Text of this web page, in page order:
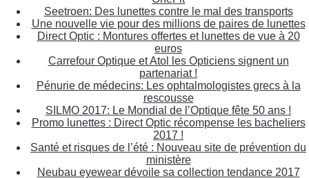
Seetroen: Des lunettes contre le mal des transports
Une nouvelle vie pour des millions de paires de lunettes
Direct Optic : Montures offertes et lunettes de vue à 20
euros
Carrefour Optique et Atol les Opticiens signent un
partenariat !
Pénurie de médecins: Les ophtalmologistes grecs à la
rescousse
SILMO 2017: Le Mondial de l’Optique fête 50 ans !
Promo lunettes : Direct Optic récompense les bacheliers
2017 !
Santé et risques de l’été : Nouveau site de prévention du
ministère
Neubau eyewear dévoile sa collection tendance 2017